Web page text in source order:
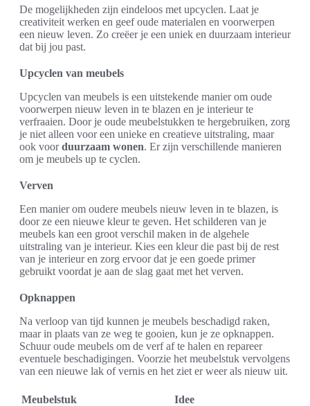
De mogelijkheden zijn eindeloos met upcyclen. Laat je
creativiteit werken en geef oude materialen en voorwerpen
een nieuw leven. Zo creëer je een uniek en duurzaam interieur
dat bij jou past.
Upcyclen van meubels
Upcyclen van meubels is een uitstekende manier om oude
voorwerpen nieuw leven in te blazen en je interieur te
verfraaien. Door je oude meubelstukken te hergebruiken, zorg
je niet alleen voor een unieke en creatieve uitstraling, maar
ook voorduurzaam wonen. Er zijn verschillende manieren
om je meubels up te cyclen.
Verven
Een manier om oudere meubels nieuw leven in te blazen, is
door ze een nieuwe kleur te geven. Het schilderen van je
meubels kan een groot verschil maken in de algehele
uitstraling van je interieur. Kies een kleur die past bij de rest
van je interieur en zorg ervoor dat je een goede primer
gebruikt voordat je aan de slag gaat met het verven.
Opknappen
Na verloop van tijd kunnen je meubels beschadigd raken,
maar in plaats van ze weg te gooien, kun je ze opknappen.
Schuur oude meubels om de verf af te halen en repareer
eventuele beschadigingen. Voorzie het meubelstuk vervolgens
van een nieuwe lak of vernis en het ziet er weer als nieuw uit.
Meubelstuk
Idee